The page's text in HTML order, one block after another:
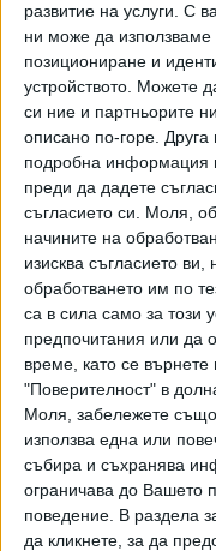
развитие на услуги. С
ни може да използваме
позициониране и
устройството. Можете
си ние и партньорите
описано по-горе. Друга
подробна информация
преди да дадете
съгласието си. Моля,
начините на
изисква съгласието
обработването им по
са в сила само за този
предпочитания или да
време, като се върнете
"Поверителност" в
Моля, забележете
използва една или
събира и съхранява
ограничава до Вашето
поведение. В раздела
да кликнете, за да
Хавайската